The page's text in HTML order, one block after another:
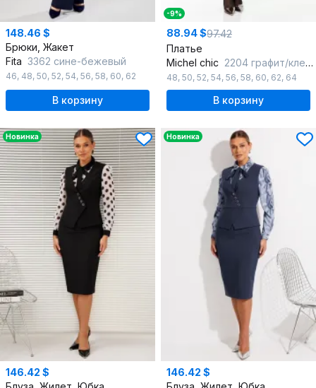
148.46 $
Брюки, Жакет
Fita 3362 сине-бежевый
46, 48, 50, 52, 54, 56, 58, 60, 62
В корзину
-9%
88.94 $97.42
Платье
Michel chic 2204 графит/клетка
48, 50, 52, 54, 56, 58, 60, 62, 64
В корзину
Новинка
146.42 $
Новинка
146.42 $